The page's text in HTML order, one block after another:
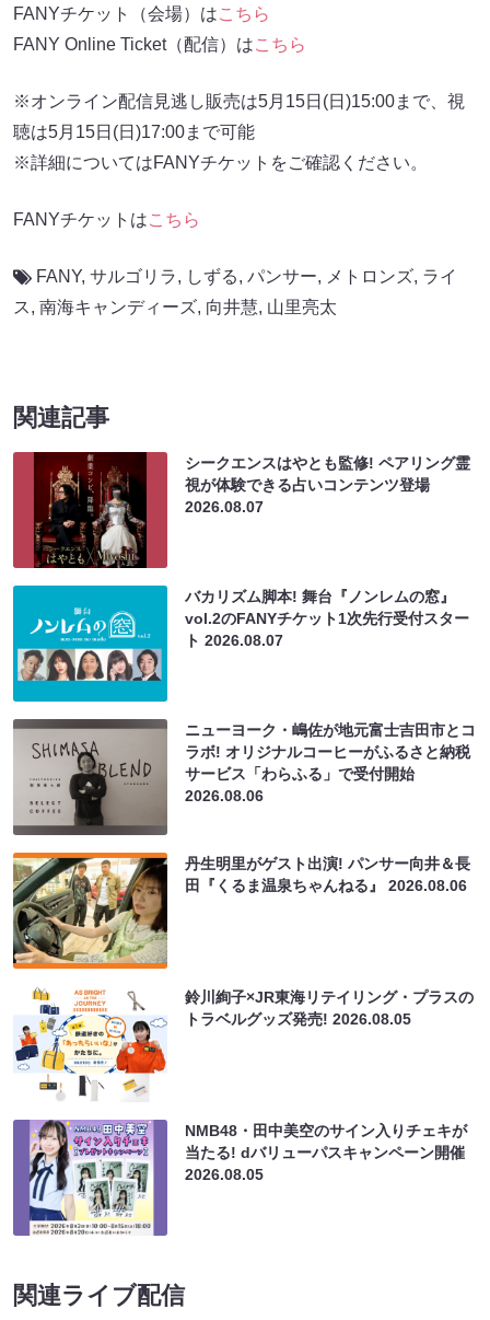
FANYチケット（会場）はこちら
FANY Online Ticket（配信）はこちら
※オンライン配信見逃し販売は5月15日(日)15:00まで、視
聴は5月15日(日)17:00まで可能
※詳細についてはFANYチケットをご確認ください。
FANYチケットはこちら
FANY, サルゴリラ, しずる, パンサー, メトロンズ, ライ
ス, 南海キャンディーズ, 向井慧, 山里亮太
関連記事
シークエンスはやとも監修! ペアリング霊
視が体験できる占いコンテンツ登場
2026.08.07
バカリズム脚本! 舞台『ノンレムの窓』
vol.2のFANYチケット1次先行受付スター
ト2026.08.07
ニューヨーク・嶋佐が地元富士吉田市とコ
ラボ! オリジナルコーヒーがふるさと納税
サービス「わらふる」で受付開始
2026.08.06
丹生明里がゲスト出演! パンサー向井＆長
田『くるま温泉ちゃんねる』2026.08.06
鈴川絢子×JR東海リテイリング・プラスの
トラベルグッズ発売!2026.08.05
NMB48・田中美空のサイン入りチェキが
当たる! dバリューパスキャンペーン開催
2026.08.05
関連ライブ配信